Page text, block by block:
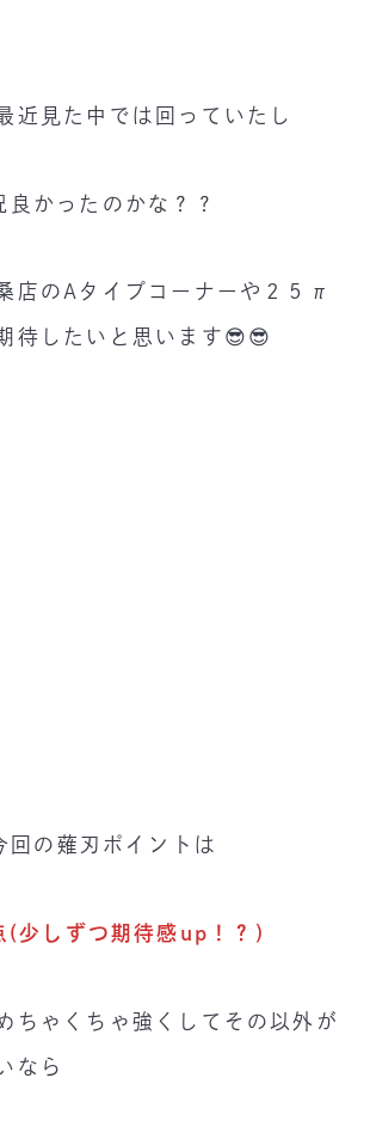
近見た中では回っていたし
良かったのかな？？
店のAタイプコーナーや２５π
待したいと思います😎😎
回の薙刃ポイントは
(少しずつ期待感up！？)
ちゃくちゃ強くしてその以外が
なら